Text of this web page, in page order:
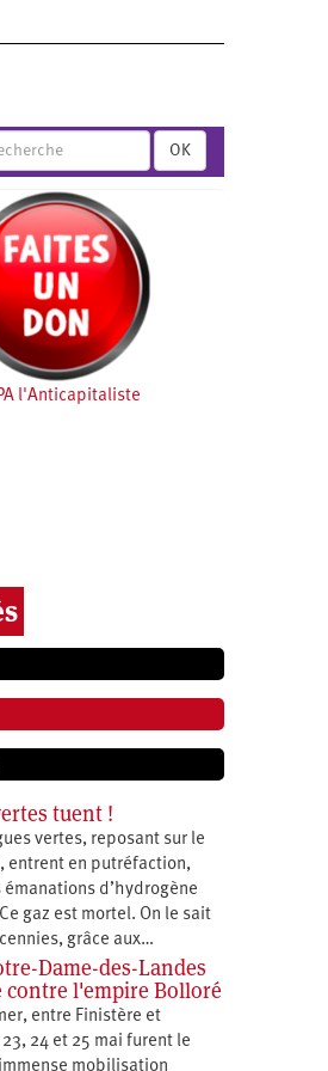
OK
l'Anticapitaliste
tuent !
vertes, reposant sur le
entrent en putréfaction,
d’hydrogène
gaz est mortel. On le sait
grâce aux…
Dame-des-Landes
contre l'empire Bolloré
entre Finistère et
24 et 25 mai furent le
mobilisation